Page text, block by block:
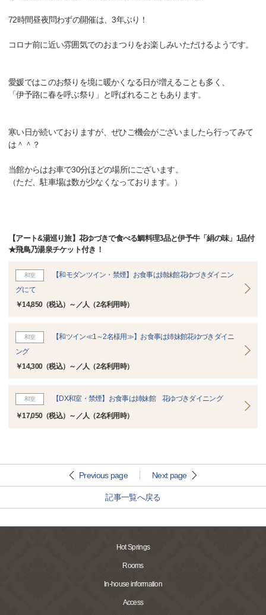
72時間昼夜問わずの開催は、3年ぶり！
コロナ前に近い雰囲気でのおまつりをお楽しみいただけるようです。
愛媛ではこのお祭りを境に暖かくなる日が増えることも多く、
「伊予路に春を呼ぶ祭り」と呼ばれることもあります。
寒い日が続いておりますが、ぜひご機会がございましたら行ってみて
は＾＾？
当館からはお車で30分ほどの場所にございます。
（ただ、駐車場は数が少なくなっております。）
【アート&湯巡り旅】花ゆづきで食べる鯛料理3品と伊予牛「絹の味」1品付
★飛鳥乃湯泉チケット付き！
和室
【和モダンツイン・禁煙】お食事は姉妹館花ゆづきダイニン
グにて
￥14,850（税込）～／人（2名利用時）
和室
【和ツイン≪1～2名様用≫】お食事は姉妹館花ゆづきダイニ
ング
￥14,300（税込）～／人（2名利用時）
和室 【DX和室・禁煙】お食事は姉妹館 花ゆづきダイニング
￥17,050（税込）～／人（2名利用時）
Previous page Next page
記事一覧へ戻る
Hot Springs
Rooms
In-house information
Access